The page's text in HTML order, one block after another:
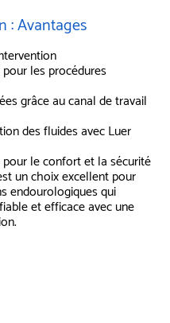
: Avantages
les procédures
grâce au canal de travail
des fluides avec Luer
le confort et la sécurité
un choix excellent pour
endourologiques qui
et efficace avec une